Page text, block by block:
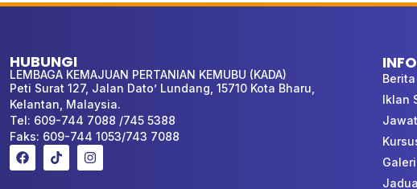
HUBUNGI
LEMBAGA KEMAJUAN PERTANIAN KEMUBU (KADA)
Peti Surat 127, Jalan Dato’ Lundang, 15710 Kota Bharu,
Kelantan, Malaysia.
Tel: 609-744 7088 /745 5388
Faks: 609-744 1053/743 7088
Iklan